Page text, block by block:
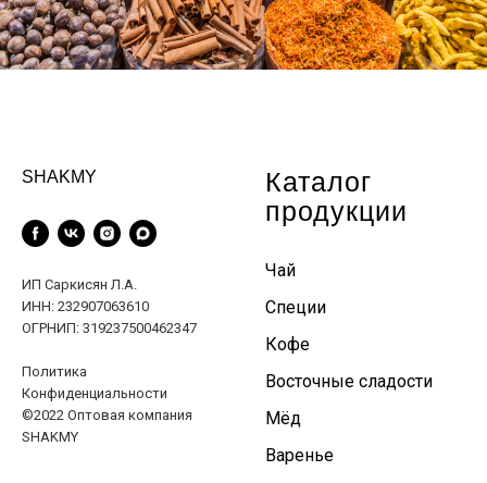
SHAKMY
ИП Саркисян Л.А.
ИНН: 232907063610
ОГРНИП: 319237500462347
Политика
Конфиденциальности
©2022 Оптовая компания
SHAKMY
Каталог
продукции
Чай
Специи
Кофе
Восточные сладости
Мёд
Варенье